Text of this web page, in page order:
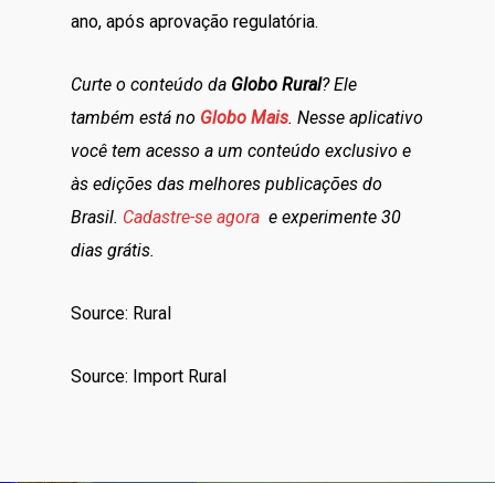
ano, após aprovação regulatória.
Curte o conteúdo da Globo Rural? Ele
também está no Globo Mais. Nesse aplicativo
você tem acesso a um conteúdo exclusivo e
às edições das melhores publicações do
Brasil. Cadastre-se agora e experimente 30
dias grátis.
Source: Rural
Source: Import Rural